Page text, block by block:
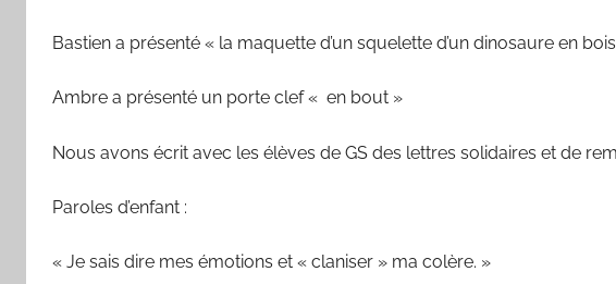
Bastien a présenté « la maquette d’un squelette d’un dinosaure en
Ambre a présenté un porte clef « en bout »
Nous avons écrit avec les élèves de GS des lettres solidaires et de
Paroles d’enfant :
« Je sais dire mes émotions et « claniser » ma colère. »